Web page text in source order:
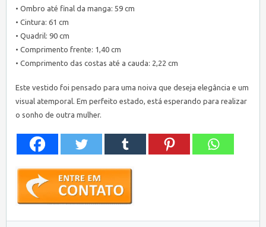
• Ombro até final da manga: 59 cm
• Cintura: 61 cm
• Quadril: 90 cm
• Comprimento frente: 1,40 cm
• Comprimento das costas até a cauda: 2,22 cm
Este vestido foi pensado para uma noiva que deseja elegância e um
visual atemporal. Em perfeito estado, está esperando para realizar
o sonho de outra mulher.